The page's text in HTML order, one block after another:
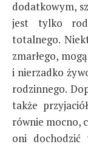
dodatkowym,
jest tylko
totalnego.
zmarłego,
i nierzadko
rodzinnego.
także
równie mocno,
oni dochodzić